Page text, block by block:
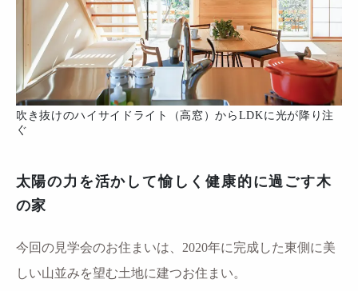
吹き抜けのハイサイドライト（高窓）からLDKに光が降り注
ぐ
太陽の力を活かして愉しく健康的に過ごす木
の家
今回の見学会のお住まいは、2020年に完成した東側に美
しい山並みを望む土地に建つお住まい。